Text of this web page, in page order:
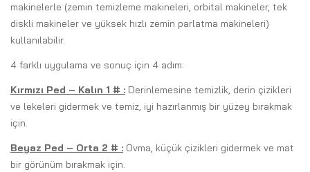
makinelerle (zemin temizleme makineleri, orbital makineler, tek
diskli makineler ve yüksek hızlı zemin parlatma makineleri)
kullanılabilir.
4 farklı uygulama ve sonuç için 4 adım:
Kırmızı Ped – Kalın 1 # : Derinlemesine temizlik, derin çizikleri
ve lekeleri gidermek ve temiz, iyi hazırlanmış bir yüzey bırakmak
için.
Beyaz Ped – Orta 2 # : Ovma, küçük çizikleri gidermek ve mat
bir görünüm bırakmak için.